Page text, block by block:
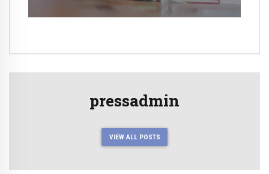
pressadmin
VIEW ALL POSTS